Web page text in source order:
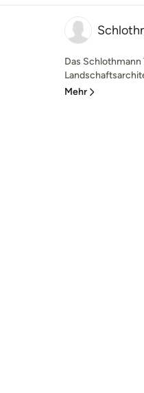
Das Schlothmann
Mehr